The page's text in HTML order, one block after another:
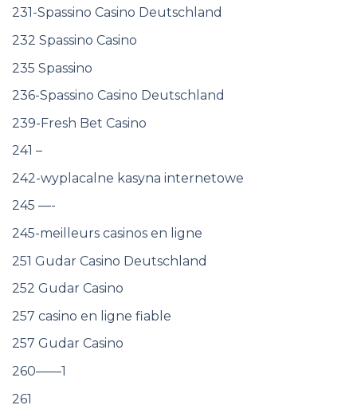
231-Spassino Casino Deutschland
232 Spassino Casino
235 Spassino
236-Spassino Casino Deutschland
239-Fresh Bet Casino
241 –
242-wyplacalne kasyna internetowe
245 —-
245-meilleurs casinos en ligne
251 Gudar Casino Deutschland
252 Gudar Casino
257 casino en ligne fiable
257 Gudar Casino
260——1
261